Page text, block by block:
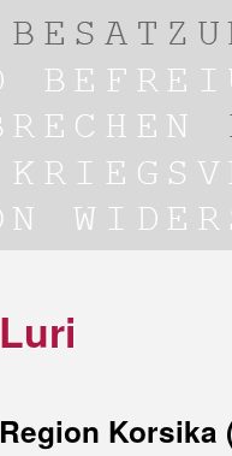
Luri
Region Korsika